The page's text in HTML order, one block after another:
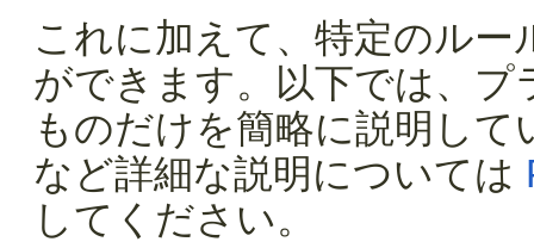
これに加えて、特定のル
ができます。以下では、
ものだけを簡略に説明し
など詳細な説明については
してください。